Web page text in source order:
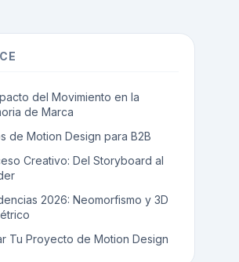
del Movimiento en la
de Marca
de Motion Design para B2B
Creativo: Del Storyboard al
2026: Neomorfismo y 3D
Tu Proyecto de Motion Design